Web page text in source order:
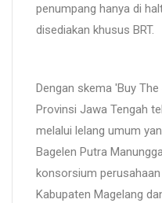
penumpang hanya di
disediakan khusus BRT.
Dengan skema 'Buy
Provinsi Jawa Tengah
melalui lelang umum
Bagelen Putra
konsorsium
Kabupaten Magelang